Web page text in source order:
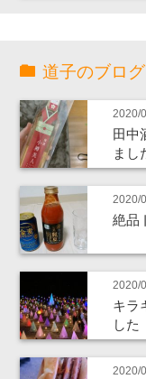
道子のブログ
2020/
田中
ま
2020/
絶品
2020/
キラ
した
2020/